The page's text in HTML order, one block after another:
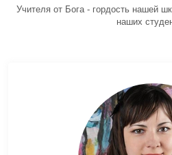
Учителя от Бога - гордость нашей
наших